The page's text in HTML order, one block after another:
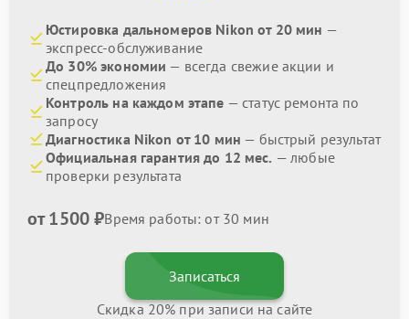
Юстировка дальномеров Nikon от 20 мин —
экспресс-обслуживание
До 30% экономии — всегда свежие акции и
спецпредложения
Контроль на каждом этапе — статус ремонта по
запросу
Диагностика Nikon от 10 мин — быстрый результат
Официальная гарантия до 12 мес. — любые
проверки результата
от 1500 ₽Время работы: от 30 мин
Записаться
Скидка 20% при записи на сайте